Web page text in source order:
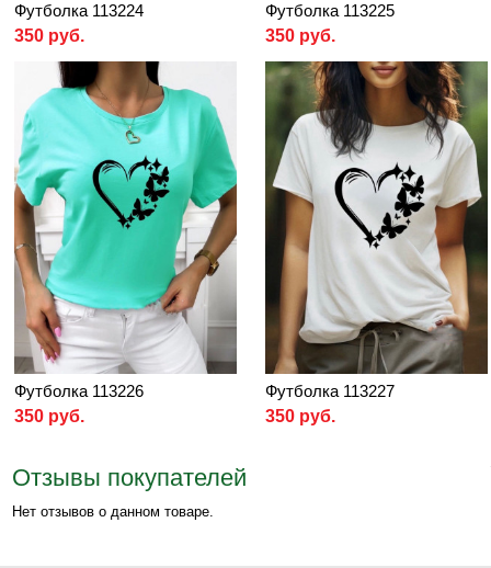
Футболка 113224
350 руб.
Футболка 113225
350 руб.
Футболка 113226
350 руб.
Футболка 113227
350 руб.
Отзывы покупателей
Нет отзывов о данном товаре.